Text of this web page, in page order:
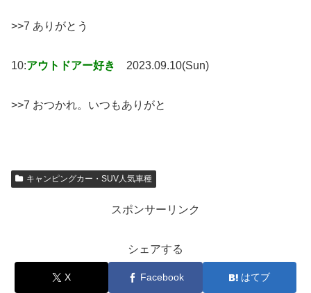
>>7 ありがとう
10:アウトドアー好き 2023.09.10(Sun)
>>7 おつかれ。いつもありがと
キャンピングカー・SUV人気車種
スポンサーリンク
シェアする
X Facebook はてブ